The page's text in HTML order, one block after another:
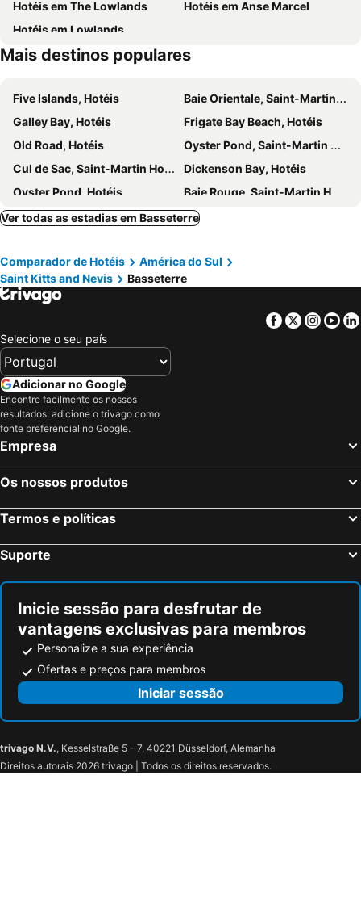
Hotéis em The Lowlands
Hotéis em Anse Marcel
Hotéis em Lowlands
Mais destinos populares
Five Islands, Hotéis
Baie Orientale, Saint-Martin Hotéis
Galley Bay, Hotéis
Frigate Bay Beach, Hotéis
Old Road, Hotéis
Oyster Pond, Saint-Martin Hotéis
Cul de Sac, Saint-Martin Hotéis
Dickenson Bay, Hotéis
Oyster Pond, Hotéis
Baie Rouge, Saint-Martin Hotéis
Rambaud, Saint-Martin Hotéis
Saline, Ilha Saint Barthélemy Hotéis
Plymouth, Hotéis
Cole Bay, Hotéis
Newcastle, Hotéis
Charlestown, Hotéis
Oranjestad, St. Eustatius Hotéis
Ver todas as estadias em Basseterre
Comparador de Hotéis
América do Sul
Saint Kitts and Nevis
Basseterre
Facebook
Twitter
Selecione o seu país
Adicionar no Google
Encontre facilmente os nossos
resultados: adicione o trivago como
fonte preferencial no Google.
Empresa
Os nossos produtos
Termos e políticas
Suporte
Inicie sessão para desfrutar de
vantagens exclusivas para membros
Personalize a sua experiência
Ofertas e preços para membros
Iniciar sessão
trivago N.V., Kesselstraße 5 – 7, 40221 Düsseldorf, Alemanha
Direitos autorais 2026 trivago | Todos os direitos reservados.